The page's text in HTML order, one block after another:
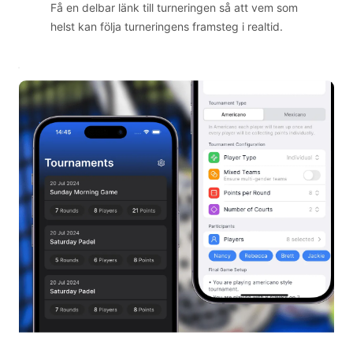
Få en delbar länk till turneringen så att vem som
helst kan följa turneringens framsteg i realtid.